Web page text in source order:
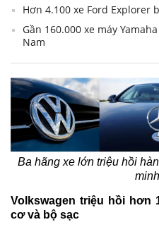
Hơn 4.100 xe Ford Explorer
Gần 160.000 xe máy
Nam
Ba hãng xe lớn triệu hồi
Volkswagen triệu hồi hơn
cơ và bộ sạc